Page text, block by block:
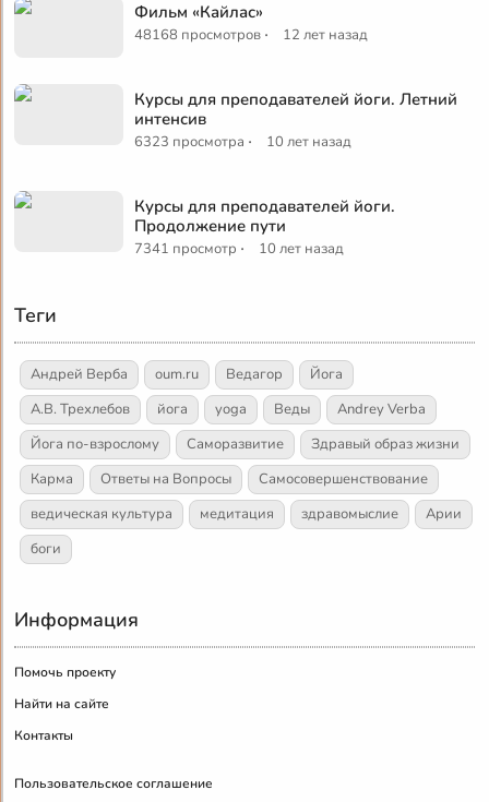
Фильм «Кайлас»
48168 просмотров · 12 лет назад
Курсы для преподавателей йоги. Летний
интенсив
6323 просмотра · 10 лет назад
Курсы для преподавателей йоги.
Продолжение пути
7341 просмотр · 10 лет назад
Теги
Андрей Верба oum.ru Ведагор
Йога
А.В. Трехлебов
йога yoga Веды
Andrey Verba
Йога по-взрослому
Саморазвитие
Здравый образ жизни
Карма
Ответы на Вопросы
Самосовершенствование
ведическая культура
медитация здравомыслие
Арии
боги
Информация
Помочь проекту
Найти на сайте
Контакты
Пользовательское соглашение